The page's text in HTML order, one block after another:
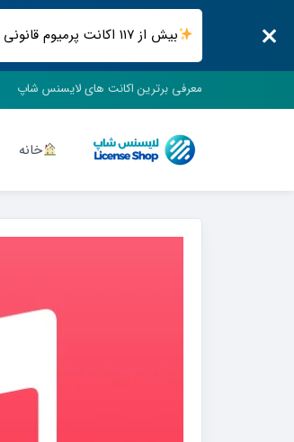
بیش از ۱۱۷ اکانت پرمیوم قانونی و کاملا رایگان موسیقی ، فیلم و سریال ، فضای ابری و .. فقط در لایسنس شاپ
معرفی برترین اکانت های لایسنس شاپ
خانه